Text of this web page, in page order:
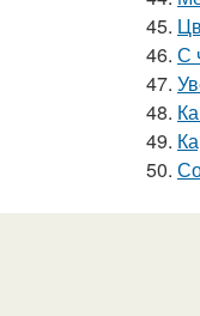
45.
46. С
47.
48.
49.
50.